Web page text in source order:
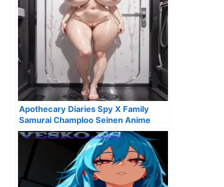
Apothecary Diaries Spy X Family
Samurai Champloo Seinen Anime
Wallpaper